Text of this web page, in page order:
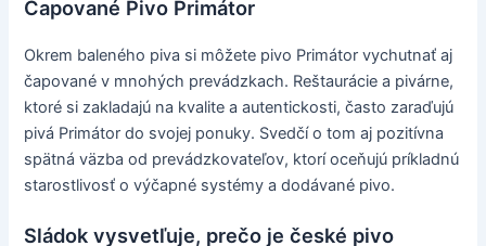
Čapované Pivo Primátor
Okrem baleného piva si môžete pivo Primátor vychutnať aj
čapované v mnohých prevádzkach. Reštaurácie a pivárne,
ktoré si zakladajú na kvalite a autentickosti, často zaraďujú
pivá Primátor do svojej ponuky. Svedčí o tom aj pozitívna
spätná väzba od prevádzkovateľov, ktorí oceňujú príkladnú
starostlivosť o výčapné systémy a dodávané pivo.
Sládok vysvetľuje, prečo je české pivo